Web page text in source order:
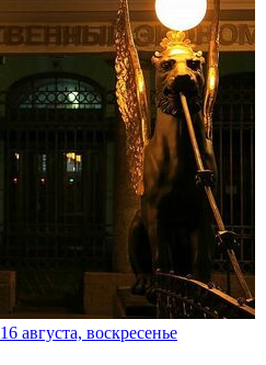
16 августа, воскресенье